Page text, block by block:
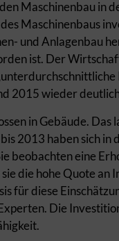
Maschinenbau in
Maschinenbaus
und Anlagenbau
ist. Der
2015 wieder
in Gebäude. Das
2013 haben sich in
beobachten eine
die hohe Quote an
für diese
Die